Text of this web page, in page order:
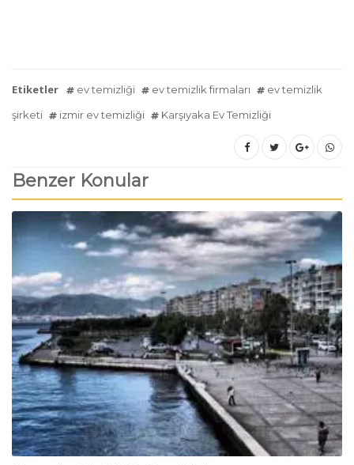
Etiketler ev temizliği ev temizlik firmaları
ev temizlik
şirketi
izmir ev temizliği Karşıyaka Ev Temizliği
Benzer Konular